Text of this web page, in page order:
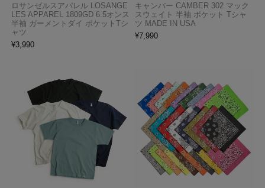
ロサンゼルスアパレル LOSANGE
LES APPAREL 1809GD 6.5オンス
半袖 ガーメントダイ ポケットTシ
ャツ
¥3,990
キャンバー CAMBER 302 マック
スウェイト 半袖 ポケット Tシャ
ツ MADE IN USA
¥7,990